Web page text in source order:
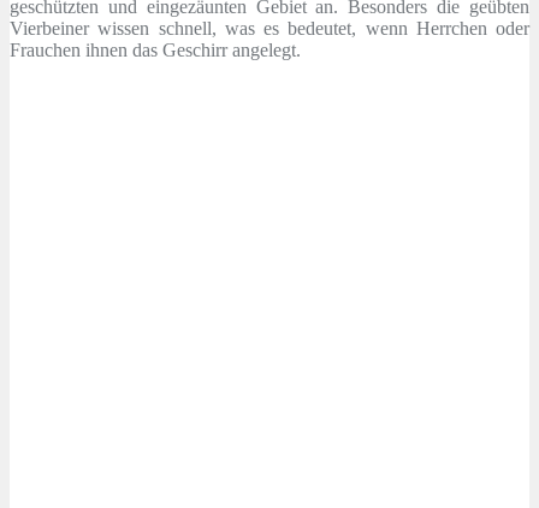
geschützten und eingezäunten Gebiet an. Besonders die geübten
Vierbeiner wissen schnell, was es bedeutet, wenn Herrchen oder
Frauchen ihnen das Geschirr angelegt.